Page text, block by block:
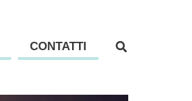
CONTATTI